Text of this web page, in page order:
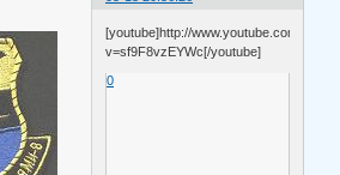
[youtube]http://www.youtube.com/
v=sf9F8vzEYWc[/youtube]
0